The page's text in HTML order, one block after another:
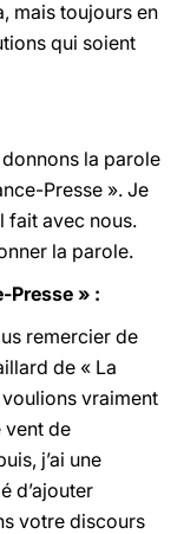
mais toujours en
qui soient
la parole
Presse ». Je
fait avec nous.
la parole.
Presse » :
remercier de
de « La
vraiment
de
j’ai une
d’ajouter
votre discours